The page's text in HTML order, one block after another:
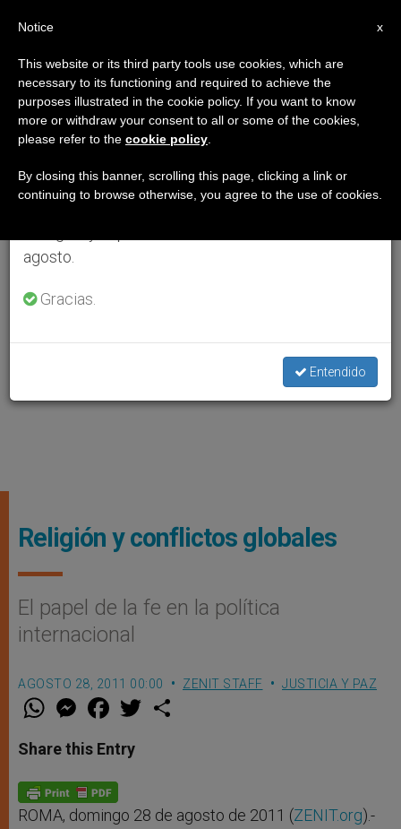
Religión y conflictos globales
El papel de la fe en la política
internacional
AGOSTO 28, 2011 00:00 ZENIT STAFF JUSTICIA Y PAZ
W
t
s
p
p
M
e
s
e
g
e
r
F
a
e
b
o
k
w
Share this Entry
ROMA, domingo 28 de agosto de 2011 (ZENIT.org).-
×
Aviso importante
Del 27 de julio al 7 de agosto haremos la pausa
anual, aprovechando que en el periodo de verano
se generan menos informaciones y también el
agosto.
Gracias.
Entendido
x
Notice
This website or its third party tools use cookies, which are
necessary to its functioning and required to achieve the
purposes illustrated in the cookie policy. If you want to know
more or withdraw your consent to all or some of the cookies,
please refer to the cookie policy
By closing this banner, scrolling this page, clicking a link or
continuing to browse otherwise, you agree to the use of cookies.